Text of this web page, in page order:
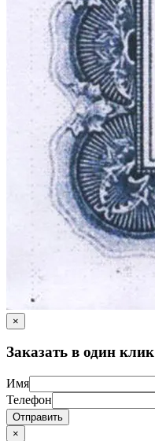
×
Заказать в один клик
Имя
Телефон
Отправить
×